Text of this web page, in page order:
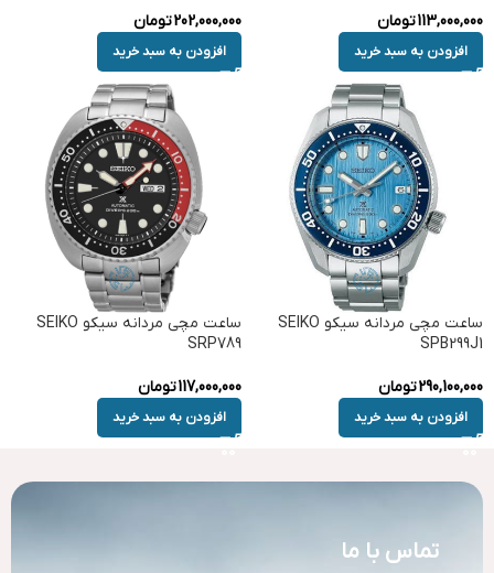
113,000,000تومان
افزودن به سبد خرید
202,000,000تومان
افزودن به سبد خرید
ساعت مچی مردانه سیکو SEIKO
SPB299J1
290,100,000تومان
افزودن به سبد خرید
ساعت مچی مردانه سیکو SEIKO
SRP789
117,000,000تومان
افزودن به سبد خرید
تماس با ما